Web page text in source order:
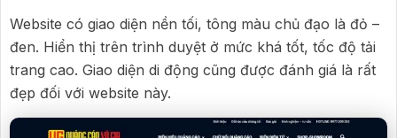
Website có giao diện nền tối, tông màu chủ đạo là đỏ –
đen. Hiển thị trên trình duyệt ở mức khá tốt, tốc độ tải
trang cao. Giao diện di động cũng được đánh giá là rất
đẹp đối với website này.